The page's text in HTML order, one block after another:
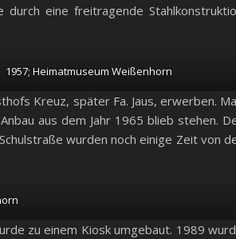
durch eine freitragende
1957; Heimatmuseum Weißenhorn
Kreuz, später Fa. Jaus, erwerben.
aus dem Jahr 1965 blieb stehen.
wurden noch einige Zeit von
zu einem Kiosk umgebaut. 1989